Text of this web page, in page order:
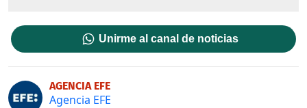
Unirme al canal de noticias
AGENCIA EFE
Agencia EFE